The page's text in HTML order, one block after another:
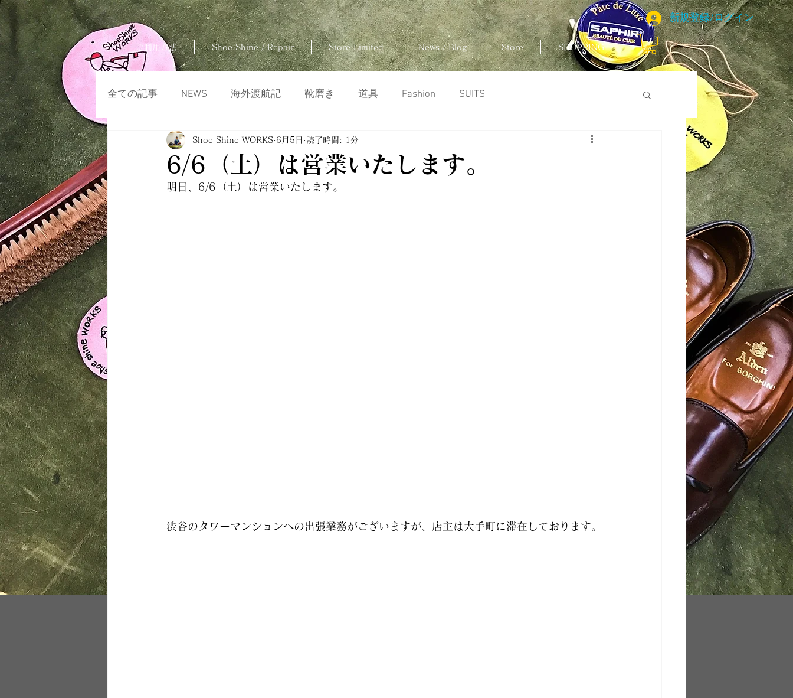
新規登録/ログイン
ご利用方法 Shoe Shine / Repair Store Limited News / Blog Store SHOPPING
全ての記事 NEWS 海外渡航記 靴磨き 道具 Fashion SUITS
6/6（土）は営業いたします。
Shoe Shine WORKS 6月5日 読了時間: 1分
明日、6/6（土）は営業いたします。
渋谷のタワーマンションへの出張業務がございますが、店主は大手町に滞在しております。